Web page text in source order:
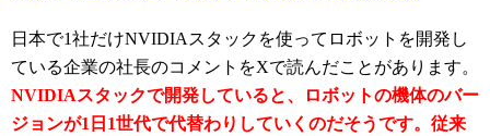
日本で1社だけNVIDIAスタックを使ってロボットを開発し
ている企業の社長のコメントをXで読んだことがあります。
NVIDIAスタックで開発していると、ロボットの機体のバー
ジョンが1日1世代で代替わりしていくのだそうです。従来